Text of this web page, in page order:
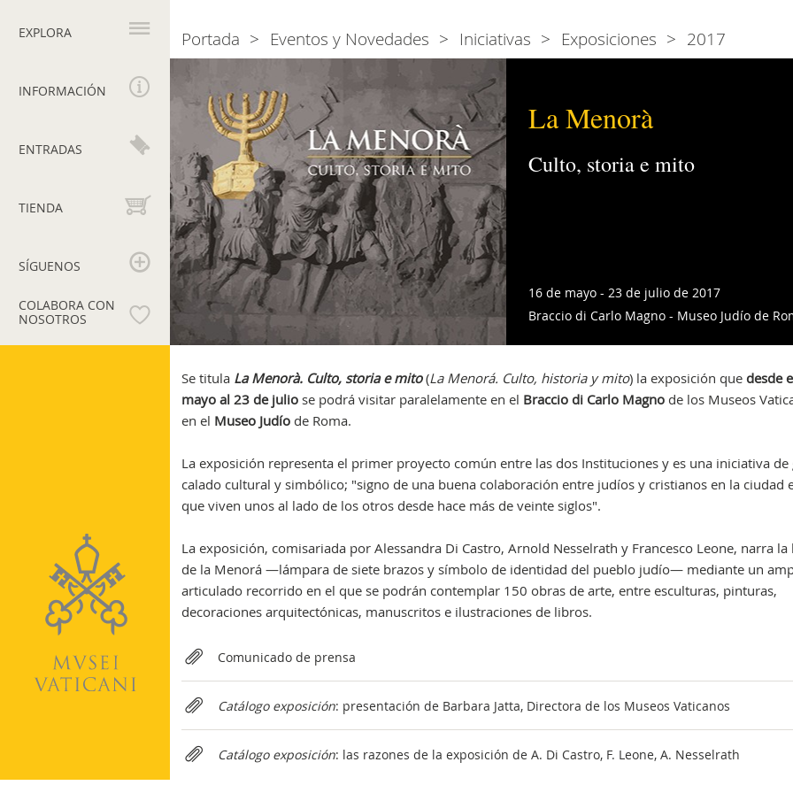
principal
EXPLORA
INFORMACIÓN
ENTRADAS
TIENDA
SÍGUENOS
COLABORA CON
NOSOTROS
Menorà
La Menorà
Culto, storia e mito
16 de mayo - 23 de julio de 2017
Braccio di Carlo Magno - Museo Judío de
Se titula La Menorà. Culto, storia e mito(La Menorá. Culto, historia y mito) la exposición quedesde
mayo al 23 de juliose podrá visitar paralelamente en el Braccio di Carlo Magno de los Museos
en el Museo Judíode Roma.
La exposición representa el primer proyecto común entre las dos Instituciones y es una iniciativa de
calado cultural y simbólico; "signo de una buena colaboración entre judíos y cristianos en la ciudad
que viven unos al lado de los otros desde hace más de veinte siglos".
La exposición, comisariada por Alessandra Di Castro, Arnold Nesselrath y Francesco Leone, narra
de la Menorá —lámpara de siete brazos y símbolo de identidad del pueblo judío— mediante un
articulado recorrido en el que se podrán contemplar 150 obras de arte, entre esculturas, pinturas,
decoraciones arquitectónicas, manuscritos e ilustraciones de libros.
RelatedsComunicado de prensa
Catálogo exposición: presentación de Barbara Jatta, Directora de los Museos Vaticanos
Catálogo exposición: las razones de la exposición de A. Di Castro, F. Leone, A. Nesselrath
Breadcrumb
Portada Eventos y Novedades Iniciativas Exposiciones 2017